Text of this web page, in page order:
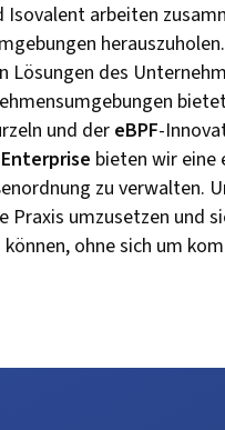
Isovalent arbeiten
Lösungen des
und der eBPF-
bieten wir eine
zu verwalten.
Praxis umzusetzen und
ohne sich um